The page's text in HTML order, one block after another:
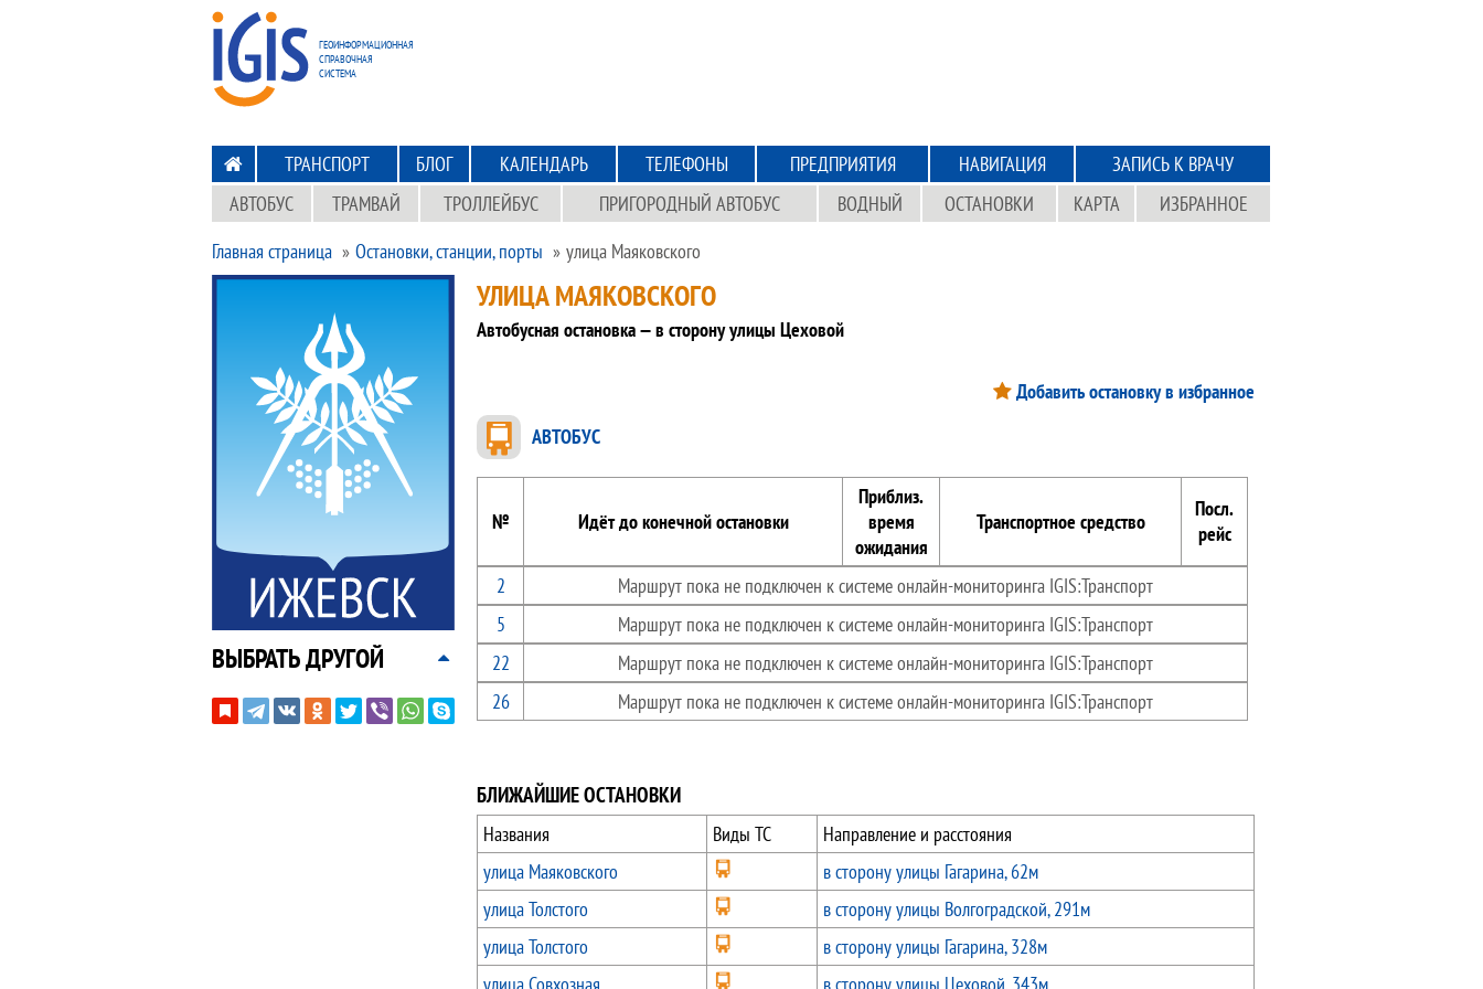
ГЕОИНФОРМАЦИОННАЯ
СПРАВОЧНАЯ
СИСТЕМА
НА ГЛАВНУЮ
ТРАНСПОРТ БЛОГ КАЛЕНДАРЬ ТЕЛЕФОНЫ ПРЕДПРИЯТИЯ НАВИГАЦИЯ
ЗАПИСЬ К ВРАЧУ
АВТОБУС
ТРАМВАЙ ТРОЛЛЕЙБУС ПРИГОРОДНЫЙ АВТОБУС ВОДНЫЙ ОСТАНОВКИ КАРТА
ИЗБРАННОЕ
Главная страница
Остановки, станции, порты улица Маяковского
УЛИЦА МАЯКОВСКОГО
Автобусная остановка — в сторону улицы Цеховой
Добавить остановку в избранное
АВТОБУС
№ Идёт до конечной остановки
Приблиз.
время
ожидания
Транспортное средство
Посл.
рейс
2
Маршрут пока не подключен к системе онлайн-мониторинга IGIS:Транспорт
5
Маршрут пока не подключен к системе онлайн-мониторинга IGIS:Транспорт
22
Маршрут пока не подключен к системе онлайн-мониторинга IGIS:Транспорт
26
Маршрут пока не подключен к системе онлайн-мониторинга IGIS:Транспорт
БЛИЖАЙШИЕ ОСТАНОВКИ
Названия Виды ТС
Направление и расстояния
улица Маяковского
в сторону улицы Гагарина, 62м
улица Толстого
в сторону улицы Волгоградской, 291м
улица Толстого
в сторону улицы Гагарина, 328м
ВЫБРАТЬ ДРУГОЙ